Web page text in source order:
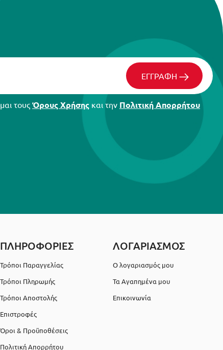
ΕΓΓΡΑΦΗ
τους Όρους Χρήσης και την Πολιτική Απορρήτου
ΠΛΗΡΟΦΟΡΙΕΣ
Τρόποι Παραγγελίας
Τρόποι Πληρωμής
Τρόποι Αποστολής
Επιστροφές
Όροι & Προϋποθέσεις
Πολιτική Απορρήτου
ΛΟΓΑΡΙΑΣΜΟΣ
Ο λογαριασμός μου
Τα Αγαπημένα μου
Επικοινωνία